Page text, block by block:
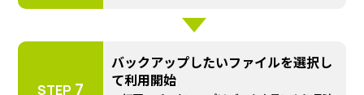
STEP 7
バックアップしたいファイルを選択し
て利用開始